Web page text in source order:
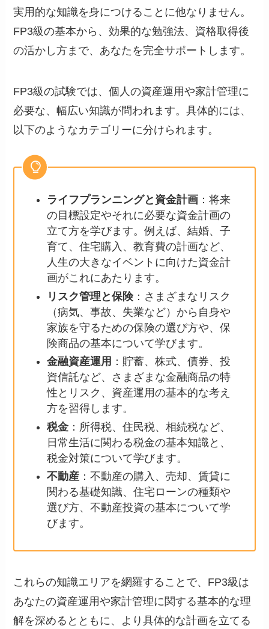
実用的な知識を身につけることに他なりません。
FP3級の基本から、効果的な勉強法、資格取得後
の活かし方まで、あなたを完全サポートします。
FP3級の試験では、個人の資産運用や家計管理に
必要な、幅広い知識が問われます。具体的には、
以下のようなカテゴリーに分けられます。
ライフプランニングと資金計画 ：将来
の目標設定やそれに必要な資金計画の
立て方を学びます。例えば、結婚、子
育て、住宅購入、教育費の計画など、
人生の大きなイベントに向けた資金計
画がこれにあたります。
リスク管理と保険：さまざまなリスク
（病気、事故、失業など）から自身や
家族を守るための保険の選び方や、保
険商品の基本について学びます。
金融資産運用 ：貯蓄、株式、債券、投
資信託など、さまざまな金融商品の特
性とリスク、資産運用の基本的な考え
方を習得します。
税金 ：所得税、住民税、相続税など、
日常生活に関わる税金の基本知識と、
税金対策について学びます。
不動産 ：不動産の購入、売却、賃貸に
関わる基礎知識、住宅ローンの種類や
選び方、不動産投資の基本について学
びます。
これらの知識エリアを網羅することで、FP3級は
あなたの資産運用や家計管理に関する基本的な理
解を深めるとともに、より具体的な計画を立てる